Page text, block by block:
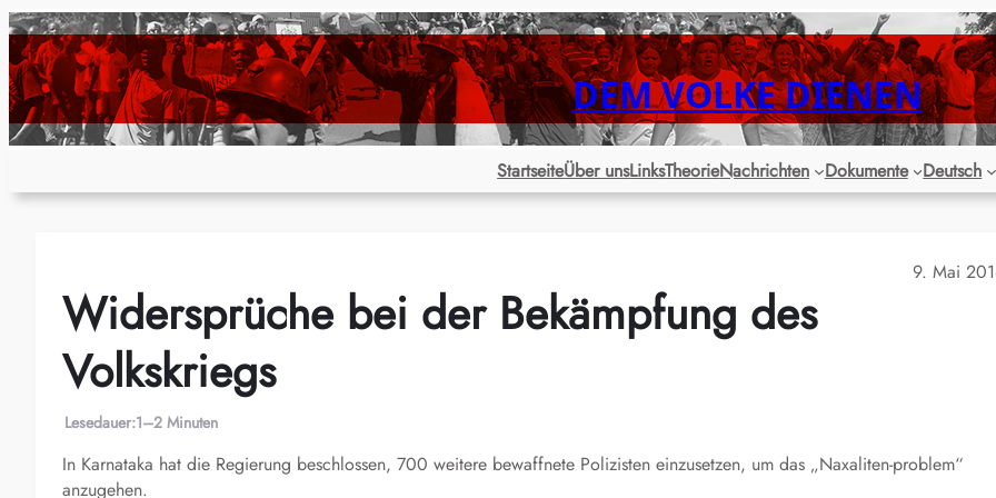
Zum
Inhalt
springen
DEM VOLKE DIENEN
StartseiteÜber unsLinksTheorieNachrichten Dokumente Deutsch
9. Mai
Widersprüche bei der Bekämpfung des
Volkskriegs
Lesedauer:1–2 Minuten
In Karnataka hat die Regierung beschlossen, 700 weitere bewaffnete Polizisten einzusetzen, um das „Naxaliten-problem“
anzugehen.